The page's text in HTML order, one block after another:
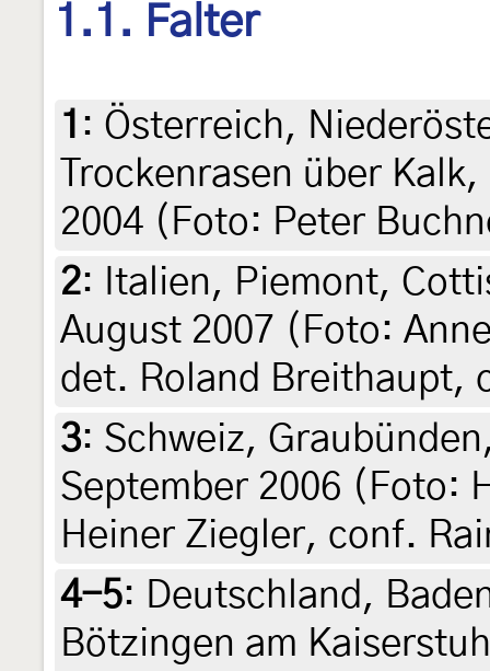
1.1. Falter
1 : Österreich,
Trockenrasen über
2004 (Foto: Peter
2:
Italien, Piemont,
August 2007 (Foto:
det. Roland Breithaupt,
3: Schweiz,
September 2006 (Foto:
Heiner Ziegler, conf.
4-5: Deutschland,
Bötzingen am